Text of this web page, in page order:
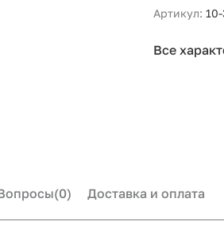
Артикул:
Все
(0) Доставка и оплата